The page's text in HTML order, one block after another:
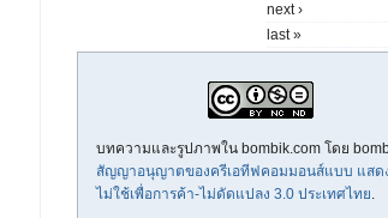
next ›
last »
บทความและรูปภาพใน bombik.com โดย
สัญญาอนุญาตของครีเอทีฟคอมมอนส์แบบ แสด
ไม่ใช้เพื่อการค้า-ไม่ดัดแปลง 3.0 ประเทศไทย.